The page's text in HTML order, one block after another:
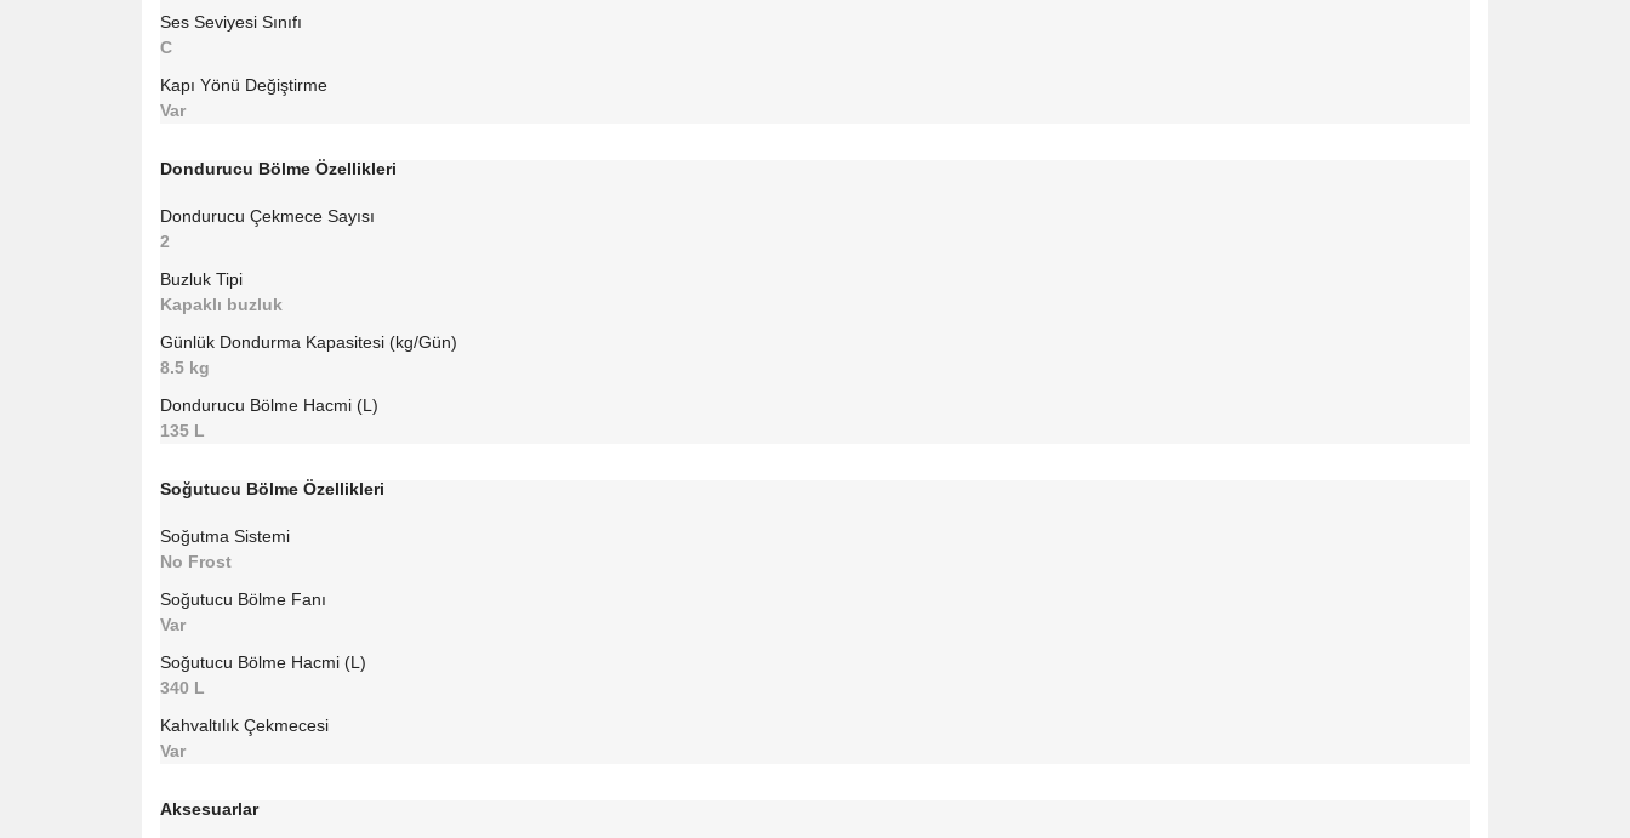
Ses Seviyesi Sınıfı
C
Kapı Yönü Değiştirme
Var
Dondurucu Bölme Özellikleri
Dondurucu Çekmece Sayısı
2
Buzluk Tipi
Kapaklı buzluk
Günlük Dondurma Kapasitesi (kg/Gün)
8.5 kg
Dondurucu Bölme Hacmi (L)
135 L
Soğutucu Bölme Özellikleri
Soğutma Sistemi
No Frost
Soğutucu Bölme Fanı
Var
Soğutucu Bölme Hacmi (L)
340 L
Kahvaltılık Çekmecesi
Var
Aksesuarlar